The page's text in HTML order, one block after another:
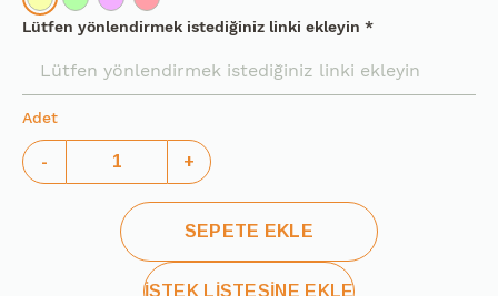
Lütfen yönlendirmek istediğiniz linki ekleyin *
Adet
- +
SEPETE EKLE
İSTEK LİSTESİNE EKLE